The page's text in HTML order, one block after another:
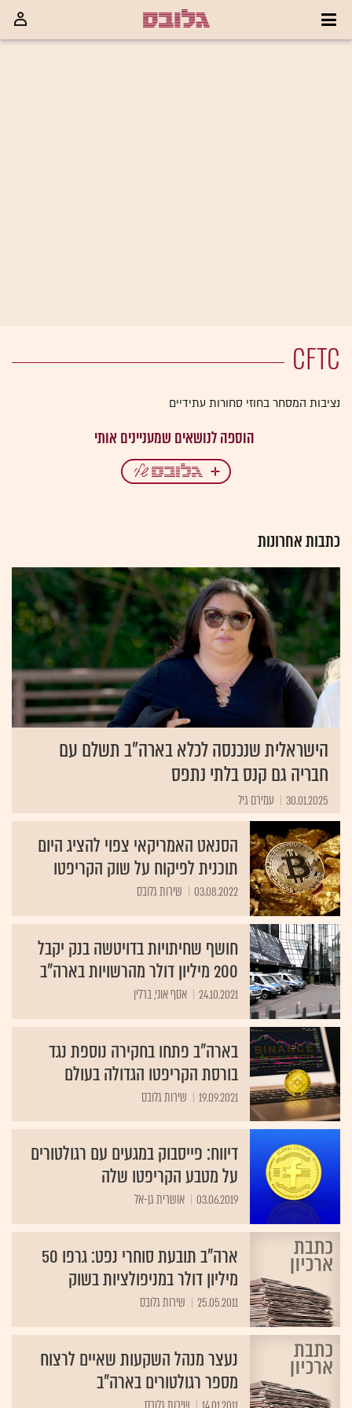
CFTC
נציבות המסחר בחוזי סחורות עתידיים
כתבות אחרונות
הישראלית שנכנסה לכלא בארה"ב תשלם עם
חבריה גם קנס בלתי נתפס
30.01.2025 עמירם גיל
הסנאט האמריקאי צפוי להציג היום
תוכנית לפיקוח על שוק הקריפטו
03.08.2022 שירות גלובס
חושף שחיתויות בדויטשה בנק יקבל
200 מיליון דולר מהרשויות בארה"ב
24.10.2021 אסף אוני, ברלין
בארה"ב פתחו בחקירה נוספת נגד
בורסת הקריפטו הגדולה בעולם
19.09.2021 שירות גלובס
דיווח: פייסבוק במגעים עם רגולטורים
על מטבע הקריפטו שלה
03.06.2019 אושרית גן-אל
ארה"ב תובעת סוחרי נפט: גרפו 50
מיליון דולר במניפולציות בשוק
25.05.2011 שירות גלובס
נעצר מנהל השקעות שאיים לרצוח
מספר רגולטורים בארה"ב